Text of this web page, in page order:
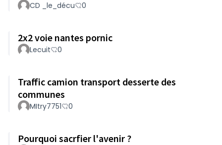
CD _le_décu 0
2x2 voie nantes pornic
Lecuit 0
Traffic camion transport desserte des
communes
MItry7751 0
Pourquoi sacrfier l'avenir ?